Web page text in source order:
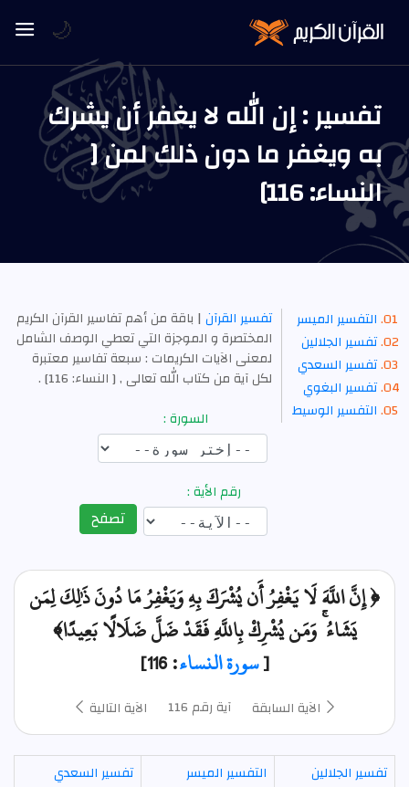
تفسير : إن الله لا يغفر أن يشرك
به ويغفر ما دون ذلك لمن [
النساء: 116]
التفسير الميسر
تفسير الجلالين
تفسير السعدي
تفسير البغوي
التفسير الوسيط
تفسير القرآن | باقة من أهم تفاسير القرآن الكريم
المختصرة و الموجزة التي تعطي الوصف الشامل
لمعنى الآيات الكريمات : سبعة تفاسير معتبرة
لكل آية من كتاب الله تعالى , [ النساء: 116] .
السورة :
رقم الأية :
تصفح
﴿ إِنَّ اللَّهَ لَا يَغْفِرُ أَن يُشْرَكَ بِهِ وَيَغْفِرُ مَا دُونَ ذَٰلِكَ لِمَن
يَشَاءُ ۚ وَمَن يُشْرِكْ بِاللَّهِ فَقَدْ ضَلَّ ضَلَالًا بَعِيدًا﴾
[سورة النساء: 116]
الآية السابقة آية رقم 116 الآية التالية
تفسير الجلالين التفسير الميسر
تفسير السعدي
🌙